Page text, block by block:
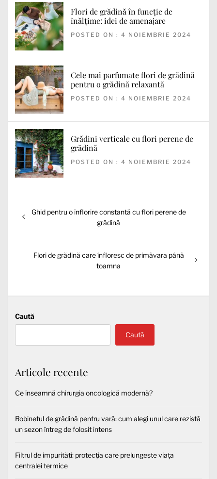
Flori de grădină în funcție de
înălțime: idei de amenajare
POSTED ON : 4 NOIEMBRIE 2024
Cele mai parfumate flori de grădină
pentru o grădină relaxantă
POSTED ON : 4 NOIEMBRIE 2024
Grădini verticale cu flori perene de
grădină
POSTED ON : 4 NOIEMBRIE 2024
Navigare
în
Articolul
Ghid pentru o înflorire constantă cu flori perene de
grădină
Articolul
Flori de grădină care înfloresc de primăvara până
toamna
Caută
Caută
Articole recente
Ce înseamnă chirurgia oncologică modernă?
Robinetul de grădină pentru vară: cum alegi unul care rezistă
un sezon întreg de folosit intens
Filtrul de impurități: protecția care prelungește viața
centralei termice